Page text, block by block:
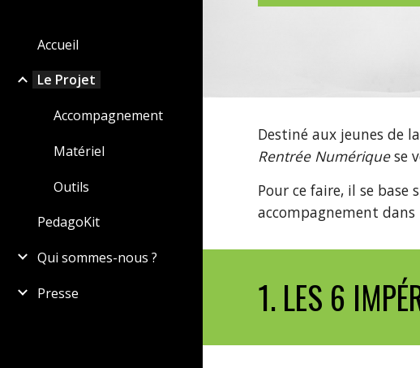
Accueil
Le Projet
Accompagnement
Matériel
Outils
PedagoKit
Qui sommes-nous ?
Presse
Destiné aux jeunes de
Rentrée Numérique se
Pour ce faire, il se
accompagnement dans
1. LES 6